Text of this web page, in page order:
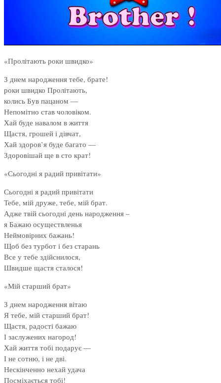
«Пролітають роки швидко»
З днем народження тебе, брате!
роки швидко Пролітають,
колись Був пацаном —
Непомітно став чоловіком.
Хай буде навалом в життя
Щастя, грошей і дівчат,
Хай здоров’я буде багато —
Здоровішай ще в сто крат!
«Сьогодні я радий привітати»
Сьогодні я радий привітати
Тебе, мій друже, тебе, мій брат.
Адже твій сьогодні день народження –
я Бажаю осуществленья
Неймовірних бажань!
Щоб без турбот і без старань
Все у тебе здійснилося,
Швидше щастя сталося!
«Мій старший брат»
З днем народження вітаю
Я тебе, мій старший брат!
Щастя, радості бажаю
І заслужених нагород!
Хай життя тобі подарує —
І не сотню, і не дві.
Нескінченно нехай удача
Посміхається тобі!